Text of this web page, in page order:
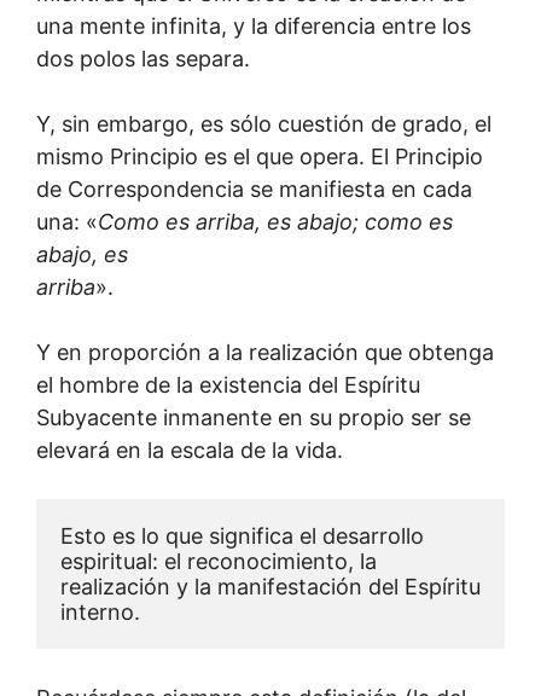
una mente infinita, y la diferencia entre los
dos polos las separa.
Y, sin embargo, es sólo cuestión de grado, el
mismo Principio es el que opera. El Principio
de Correspondencia se manifiesta en cada
una: «Como es arriba, es abajo; como es
abajo, es
arriba».
Y en proporción a la realización que obtenga
el hombre de la existencia del Espíritu
Subyacente inmanente en su propio ser se
elevará en la escala de la vida.
Esto es lo que significa el desarrollo
espiritual: el reconocimiento, la
realización y la manifestación del Espíritu
interno.